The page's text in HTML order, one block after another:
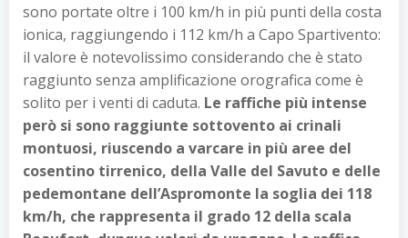
sono portate oltre i 100 km/h in più punti della costa
ionica, raggiungendo i 112 km/h a Capo Spartivento:
il valore è notevolissimo considerando che è stato
raggiunto senza amplificazione orografica come è
solito per i venti di caduta. Le raffiche più intense
però si sono raggiunte sottovento ai crinali
montuosi, riuscendo a varcare in più aree del
cosentino tirrenico, della Valle del Savuto e delle
pedemontane dell’Aspromonte la soglia dei 118
km/h, che rappresenta il grado 12 della scala